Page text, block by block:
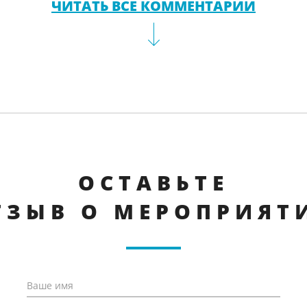
ЧИТАТЬ ВСЕ КОММЕНТАРИИ
ОСТАВЬТЕ
О